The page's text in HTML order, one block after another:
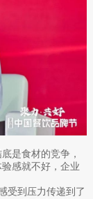
是食材的竞争，
感就不好，企业
受到压力传递到了